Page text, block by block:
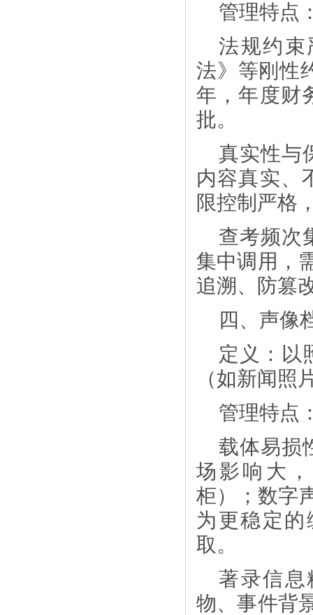
管理特点
法规约束
法》等刚性
年，年度财
批。
真实性与
内容真实、
限控制严格
查考频次
集中调用，
追溯、防篡
四、声像
定义：以
（如新闻照
管理特点
载体易损
场影响大
柜）；数字
为更稳定
取。
著录信息
物、事件背